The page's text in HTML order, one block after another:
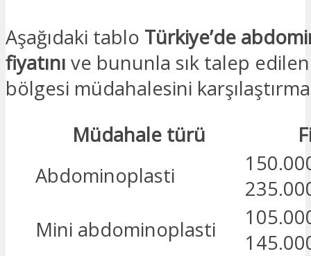
Aşağıdaki tablo Türkiye’de
fiyatını ve bununla sık talep
bölgesi müdahalesini
Müdahale türü
Abdominoplasti
Mini abdominoplasti